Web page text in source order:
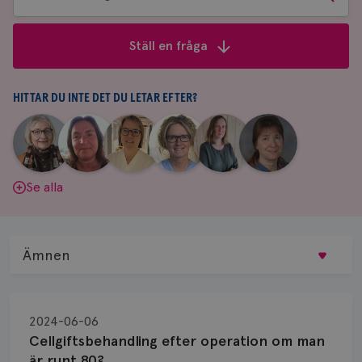
bland
&
svar
Ställ en fråga
HITTAR DU INTE DET DU LETAR EFTER?
Aina
Johnsson
|
Anne
Andersson
Fredrika
Killander
|
Jeanette
Bäcklund
|
Maria
Edegran
|
Yvette
Andersson
Se alla
Cellgiftsbehandling efter operation om man
2024-06-06
Ämnen
Biopsi